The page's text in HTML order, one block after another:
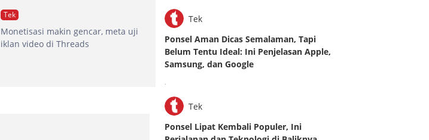
Tek
Monetisasi makin gencar, meta uji
iklan video di Threads
Tek
Ponsel Aman Dicas Semalaman, Tapi
Belum Tentu Ideal: Ini Penjelasan Apple,
Samsung, dan Google
.
Tek
Ponsel Lipat Kembali Populer, Ini